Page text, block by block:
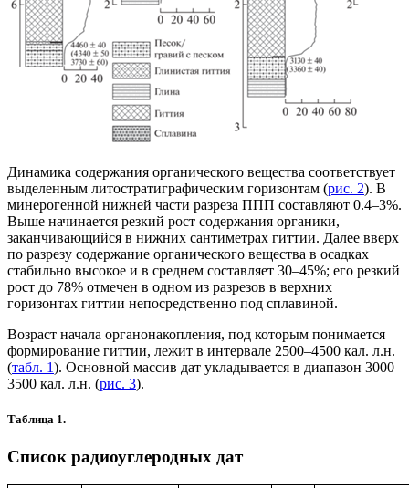
Динамика содержания органического вещества соответствует
выделенным литостратиграфическим горизонтам (рис. 2). В
минерогенной нижней части разреза ППП составляют 0.4–3%.
Выше начинается резкий рост содержания органики,
заканчивающийся в нижних сантиметрах гиттии. Далее вверх
по разрезу содержание органического вещества в осадках
стабильно высокое и в среднем составляет 30–45%; его резкий
рост до 78% отмечен в одном из разрезов в верхних
горизонтах гиттии непосредственно под сплавиной.
Возраст начала органонакопления, под которым понимается
формирование гиттии, лежит в интервале 2500–4500 кал. л.н.
(табл. 1). Основной массив дат укладывается в диапазон 3000–
3500 кал. л.н. (рис. 3).
Таблица 1.
Список радиоуглеродных дат